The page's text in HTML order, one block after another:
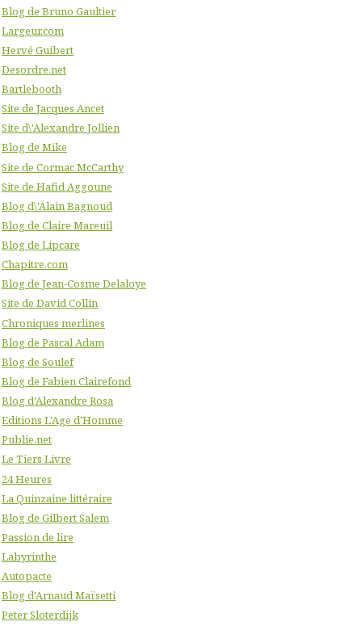
Blog de Bruno Gaultier
Largeur.com
Hervé Guibert
Desordre.net
Bartlebooth
Site de Jacques Ancet
Site d\'Alexandre Jollien
Blog de Mike
Site de Cormac McCarthy
Site de Hafid Aggoune
Blog d\'Alain Bagnoud
Blog de Claire Mareuil
Blog de Lipcare
Chapitre.com
Blog de Jean-Cosme Delaloye
Site de David Collin
Chroniques merlines
Blog de Pascal Adam
Blog de Soulef
Blog de Fabien Clairefond
Blog d'Alexandre Rosa
Editions L'Age d'Homme
Publie.net
Le Tiers Livre
24 Heures
La Quinzaine littéraire
Blog de Gilbert Salem
Passion de lire
Labyrinthe
Autopacte
Blog d'Arnaud Maïsetti
Peter Sloterdijk